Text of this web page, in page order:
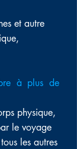
et autre
à plus de
physique,
le voyage
les autres